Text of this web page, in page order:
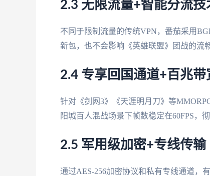
2.3 无限流量+智能分流技
不同于限制流量的传统VPN，番茄采用
新包，也不会影响《英雄联盟》团战的流
2.4 专享回国通道+百兆带
针对《剑网3》《天涯明月刀》等
阳城百人混战场景下帧数稳定在60FPS，
2.5 军用级加密+专线传输
通过AES-256加密协议和私有专线通道，